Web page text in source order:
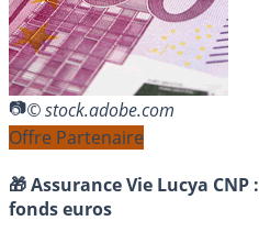
© stock.adobe.com
Offre Partenaire
🎁 Assurance Vie Lucya CNP :
fonds euros